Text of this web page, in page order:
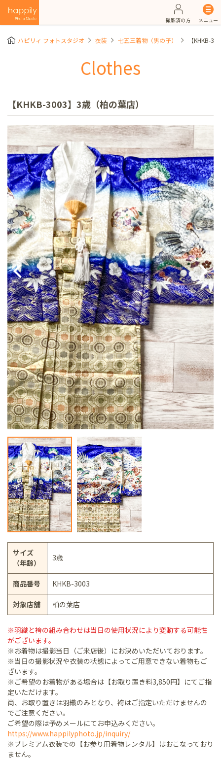
撮影済の方 メニュー
ハピリィ フォトスタジオ 衣装 七五三着物（男の子） 【KHKB-
Clothes
【KHKB-3003】3歳（柏の葉店）
サイズ
（年齢）
3歳
商品番号 KHKB-3003
対象店舗 柏の葉店
※羽織と袴の組み合わせは当日の使用状況により変動する可能性
がございます。
※お着物は撮影当日（ご来店後）にお決めいただいております。
※当日の撮影状況や衣装の状態によってご用意できない着物もご
ざいます。
※ご希望のお着物がある場合は【お取り置き料3,850円】にてご指
定いただけます。
尚、お取り置きは羽織のみとなり、袴はご指定いただけませんの
でご注意ください。
ご希望の際は予めメールにてお申込みください。
https://www.happilyphoto.jp/inquiry/
※プレミアム衣装での【お参り用着物レンタル】はおこなっており
ません。